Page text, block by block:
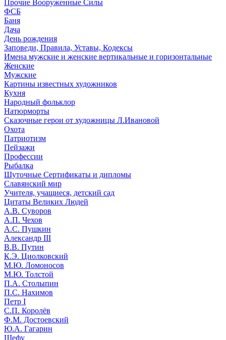
Прочие Вооруженные Силы
ФСБ
Баня
Дача
День рождения
Заповеди, Правила, Уставы, Кодексы
Имена мужские и женские вертикальные и горизонтальные
Женские
Мужские
Картины известных художников
Кухня
Народный фольклор
Натюрморты
Сказочные герои от художницы Л.Ивановой
Охота
Патриотизм
Пейзажи
Профессии
Рыбалка
Шуточные Сертификаты и дипломы
Славянский мир
Учителя, учащиеся, детский сад
Цитаты Великих Людей
А.В. Суворов
А.П. Чехов
А.С. Пушкин
Александр III
В.В. Путин
К.Э. Циолковский
М.Ю. Ломоносов
М.Ю. Толстой
П.А. Столыпин
П.С. Нахимов
Петр I
С.П. Королёв
Ф.М. Достоевский
Ю.А. Гагарин
Шефу